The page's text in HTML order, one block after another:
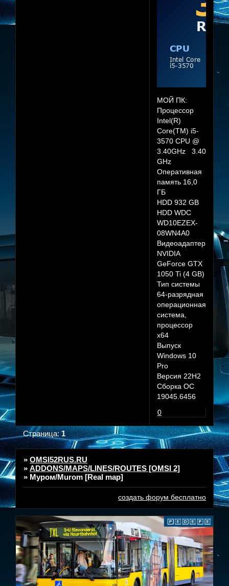
МОЙ ПК:
Процессор
Intel(R)
Core(TM) i5-
3570 CPU @
3.40GHz 3.40
GHz
Оперативная
память 16,0
ГБ
HDD 932 GB
HDD WDC
WD10EZEX-
08WN4A0
Видеоадаптер
NVIDIA
GeForce GTX
1050 Ti (4 GB)
Тип системы
64-разрядная
операционная
система,
процессор
x64
Выпуск
Windows 10
Pro
Версия 22H2
Сборка ОС
19045.6456
0
Страница:1
»OMSI52RUS.RU
»ADDONS/MAPS/LINES/ROUTES [OMSI 2]
» Муром/Murom [Real map]
создать форум бесплатно